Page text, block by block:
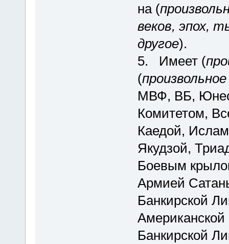
на (
веков, эпох,
другое).
5. Имеет (
(
МВФ, ВБ,
Комитетом,
Каедой,
Якудзой,
Боевым
Армией
Банкирской
Американской
Банкирской